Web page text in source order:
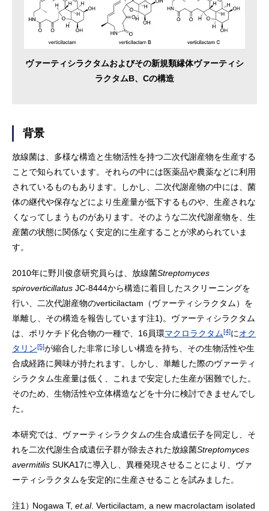
ヴァーティシラクタムおよびその新規類縁体ヴァーティシ
ラクタムB、Cの構造
背景
放線菌は、多様な構造と生物活性を持つ二次代謝産物を生産する
ことで知られています。それらの中には医薬品や農薬などに利用
されているものもあります。しかし、二次代謝産物の中には、菌
体の継代や保存などにより生産量が低下するものや、生産されな
くなってしまうものがあります。そのような二次代謝産物を、生
産菌の状態に関係なく安定的に生産することが求められていま
す。
2010年に野川俊彦研究員らは、放線菌Streptomyces
spiroverticillatus JC-8444から構造に着目したスクリーニングを
行い、二次代謝産物のverticilactam（ヴァーティシラクタム）を
単離し、その構造を報告しています注1)。ヴァーティシラクタム
は、ポリケチド化合物の一種で、16員環マクロラクタム[4]にオク
タリン[5]が縮合した非常に珍しい構造を持ち、その生物活性や生
合成経路に興味が持たれます。しかし、単離した際のヴァーティ
シラクタム生産量は低く、これまで安定した生産が困難でした。
そのため、生物活性や立体構造などを十分に検討できませんでし
た。
本研究では、ヴァーティシラクタムの生合成遺伝子を同定し、そ
れを二次代謝生合成遺伝子群が除去された放線菌Streptomyces
avermitilis SUKA17に導入し、異種発現させることにより、ヴァ
ーティシラクタムを安定的に生産させることを試みました。
注1）Nogawa T, et.al. Verticilactam, a new macrolactam isolated